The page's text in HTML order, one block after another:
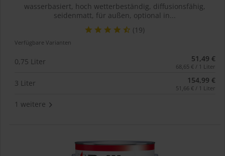
wasserbasiert, hoch wetterbeständig, diffusionsfähig,
seidenmatt, für außen, optional in...
(19)
Verfügbare Varianten
0,75 Liter 51,49 €
68,65 € / 1 Liter
3 Liter 154,99 €
51,66 € / 1 Liter
1 weitere